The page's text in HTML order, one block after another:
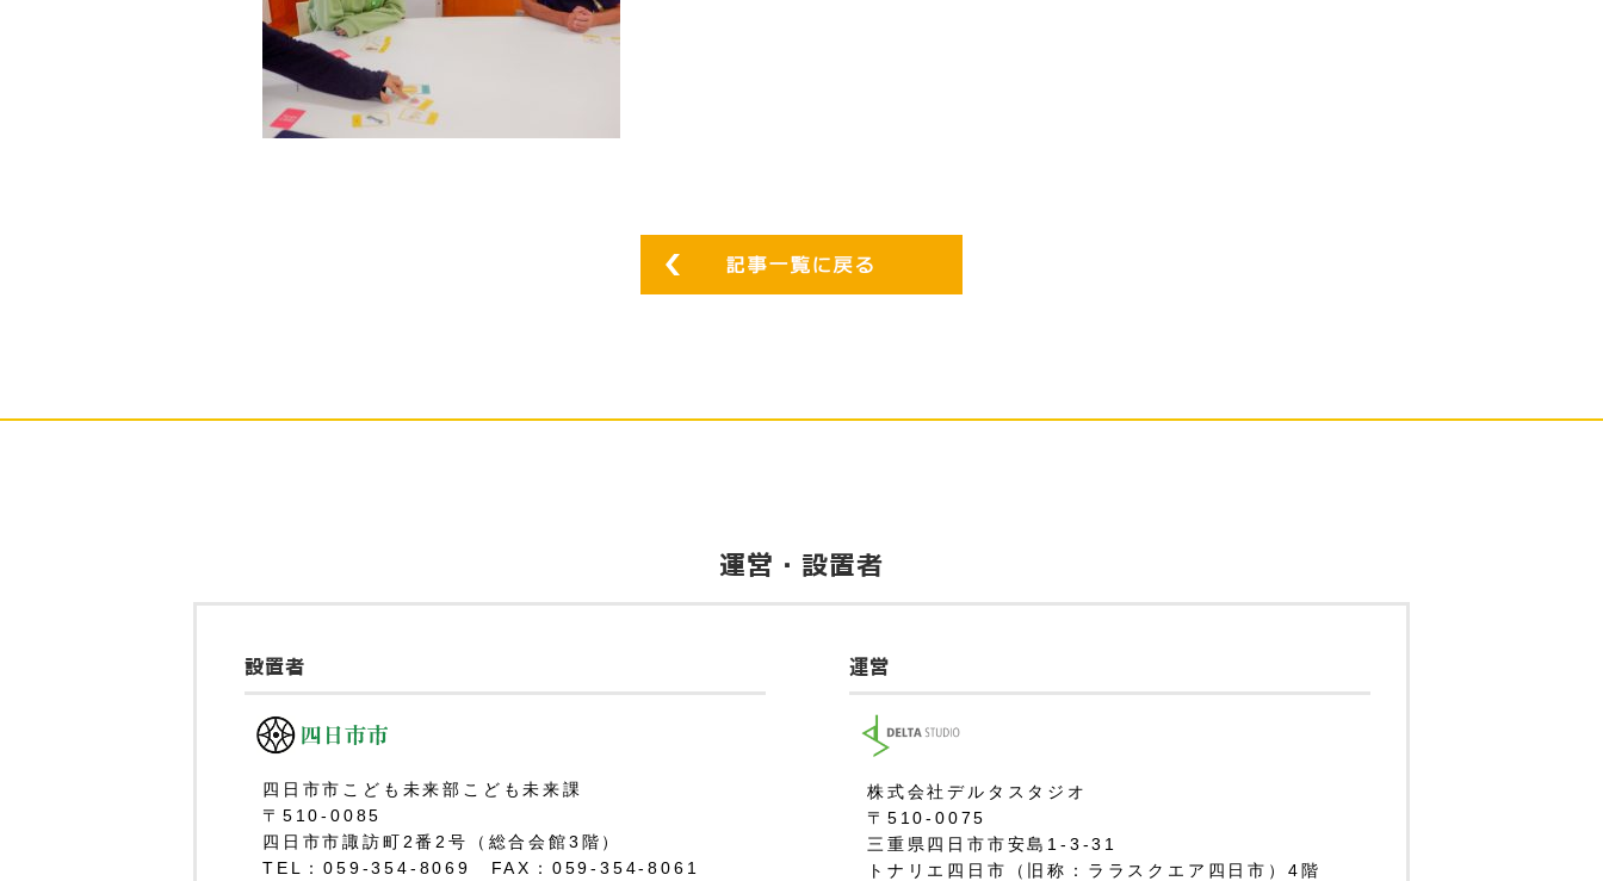
運営・設置者
設置者
四日市市こども未来部こども未来課
〒510-0085
四日市市諏訪町2番2号（総合会館3階）
TEL：059-354-8069 FAX：059-354-8061
運営
株式会社デルタスタジオ
〒510-0075
三重県四日市市安島1-3-31
トナリエ四日市（旧称：ララスクエア四日市）4階